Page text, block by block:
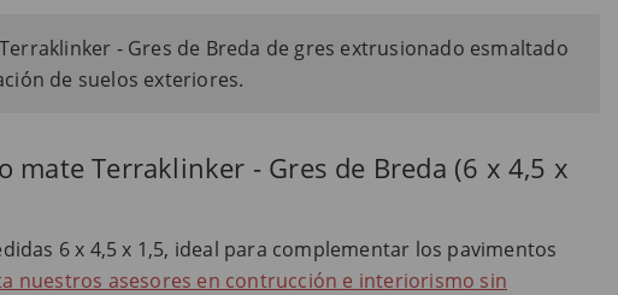
- Gres de Breda de gres extrusionado esmaltado
de suelos exteriores.
mate Terraklinker - Gres de Breda (6 x 4,5 x
6 x 4,5 x 1,5, ideal para complementar los pavimentos
nuestros asesores en contrucción e interiorismo sin